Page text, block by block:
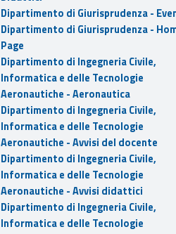
Dipartimento di Giurisprudenza -
Dipartimento di Giurisprudenza -
Page
Dipartimento di Ingegneria Civile,
Informatica e delle Tecnologie
Aeronautiche - Aeronautica
Dipartimento di Ingegneria Civile,
Informatica e delle Tecnologie
Aeronautiche - Avvisi del docente
Dipartimento di Ingegneria Civile,
Informatica e delle Tecnologie
Aeronautiche - Avvisi didattici
Dipartimento di Ingegneria Civile,
Informatica e delle Tecnologie